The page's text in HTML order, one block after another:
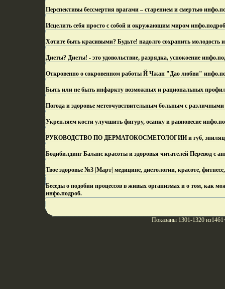
Перспективы бессмертия врагами – старением и смертью инфо.
Исцелить себя просто с собой и окружающим миром инфо.
Хотите быть красивыми? Будьте! надолго сохранить молодость
Диеты? Диеты! - это удовольствие, разрядка, успокоение инфо.
Откровенно о сокровенном работы Й Чжан "Дао любви" инфо.
Быть или не быть инфаркту возможных и рациональных
Погода и здоровье метеочувствительным больным с
Укрепляем кости улучшить фигуру, осанку и равновесие инфо.
РУКОВОДСТВО ПО ДЕРМАТОКОСМЕТОЛОГИИ и губ,
Бодибилдинг Баланс красоты и здоровья читателей Перевод с
Твое здоровье №3 |Март| медицине, диетологии, красоте,
Беседы о подобии процессов в живых организмах и о том, как
инфо.подроб.
Показаны 1301-1320